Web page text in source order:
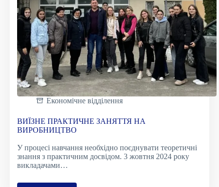
Економічне відділення
ВИЇЗНЕ ПРАКТИЧНЕ ЗАНЯТТЯ НА
ВИРОБНИЦТВО
У процесі навчання необхідно поєднувати теоретичні
знання з практичним досвідом. 3 жовтня 2024 року
викладачами…